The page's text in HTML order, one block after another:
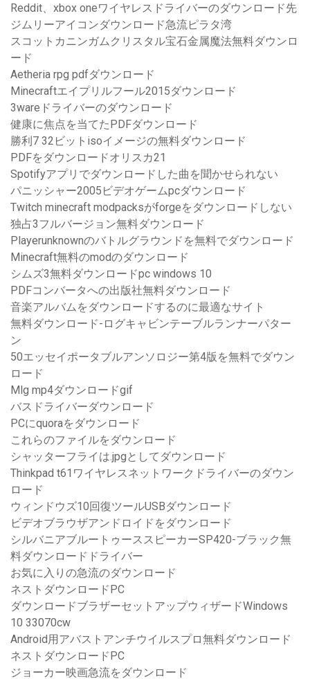
Reddit、xbox oneワイヤレスドライバーのダウンロード先
ジムリーアイコンダウンロード急流ピラタ湾
スコットカニンガムクリスタル宝石金属魔法無料ダウンロ
ード
Aetheria rpg pdfダウンロード
Minecraftエイプリルフール2015ダウンロード
3wareドライバーのダウンロード
健康に焦点を当てたPDFダウンロード
勝利7 32ビットisoイメージの無料ダウンロード
PDFをダウンロードオリスカ21
Spotifyアプリでダウンロードした曲を聞かせられない
パニッシャー2005ビデオゲームpcダウンロード
Twitch minecraft modpacksがforgeをダウンロードしない
独占3フルバージョン無料ダウンロード
Playerunknownのバトルグラウンドを無料でダウンロード
Minecraft無料のmodのダウンロード
シムズ3無料ダウンロードpc windows 10
PDFコンバータへの出版社無料ダウンロード
音楽アルバムをダウンロードするのに最適なサイト
無料ダウンロード-ログキャビンテーブルランナーパター
ン
50エッセイポータブルアンソロジー第4版を無料でダウン
ロード
Mlg mp4ダウンロードgif
バスドライバーダウンロード
PCにquoraをダウンロード
これらのファイルをダウンロード
シャッターフライは.jpgとしてダウンロード
Thinkpad t61ワイヤレスネットワークドライバーのダウン
ロード
ウィンドウズ10回復ツールUSBダウンロード
ビデオブラウザアンドロイドをダウンロード
シルバニアブルートゥーススピーカーSP420-ブラック無
料ダウンロードドライバー
お気に入りの急流のダウンロード
ネストダウンロードPC
ダウンロードブラザーセットアップウィザードWindows
10 33070cw
Android用アバストアンチウイルスプロ無料ダウンロード
ネストダウンロードPC
ジョーカー映画急流をダウンロード